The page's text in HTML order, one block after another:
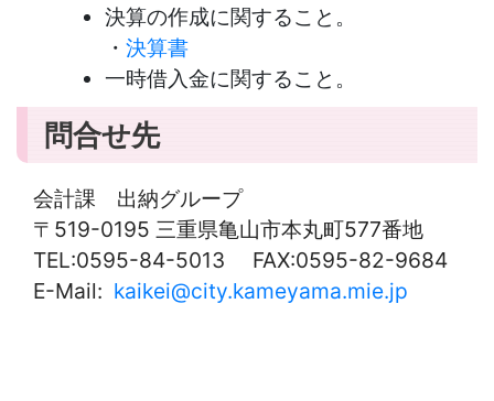
決算の作成に関すること。
・ 決算書
一時借入金に関すること。
問合せ先
会計課 出納グループ
〒519-0195 三重県亀山市本丸町577番地
TEL:0595-84-5013 FAX:0595-82-9684
E-Mail: kaikei@city.kameyama.mie.jp